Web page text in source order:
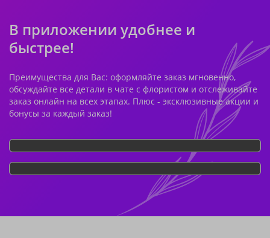
В приложении удобнее и
быстрее!
Преимущества для Вас: оформляйте заказ мгновенно,
обсуждайте все детали в чате с флористом и отслеживайте
заказ онлайн на всех этапах. Плюс - эксклюзивные акции и
бонусы за каждый заказ!